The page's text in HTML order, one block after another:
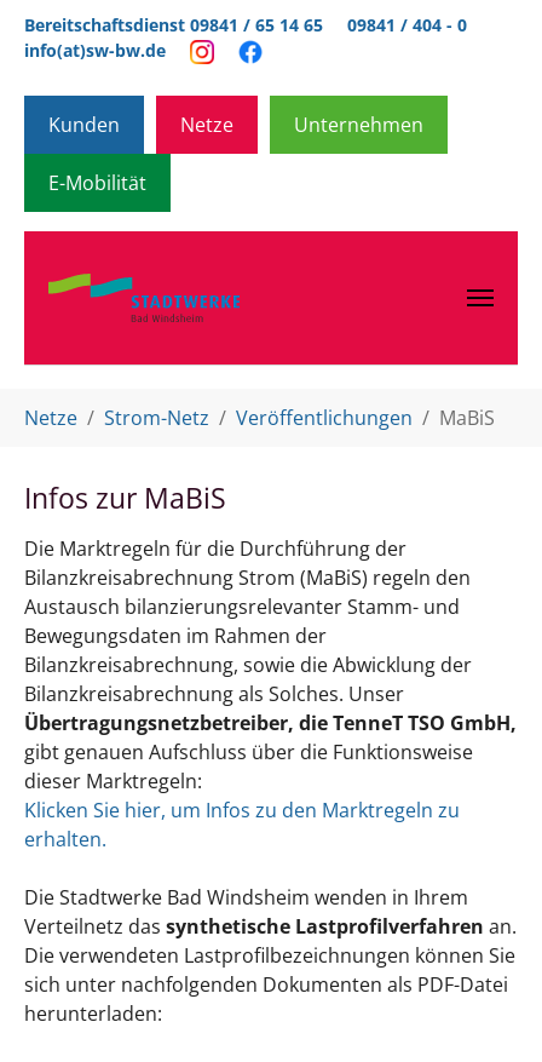
Zum Hauptinhalt springen
Bereitschaftsdienst 09841 / 65 14 65
09841 / 404 - 0
info(at)sw-bw.de
Kunden Netze Unternehmen
E-Mobilität
Netze Strom-Netz Veröffentlichungen MaBiS
Infos zur MaBiS
Die Marktregeln für die Durchführung der
Bilanzkreisabrechnung Strom (MaBiS) regeln den
Austausch bilanzierungsrelevanter Stamm- und
Bewegungsdaten im Rahmen der
Bilanzkreisabrechnung, sowie die Abwicklung der
Bilanzkreisabrechnung als Solches. Unser
Übertragungsnetzbetreiber, die TenneT TSO GmbH,
gibt genauen Aufschluss über die Funktionsweise
dieser Marktregeln:
Klicken Sie hier, um Infos zu den Marktregeln zu
erhalten.
Die Stadtwerke Bad Windsheim wenden in Ihrem
Verteilnetz das synthetische Lastprofilverfahren an.
Die verwendeten Lastprofilbezeichnungen können Sie
sich unter nachfolgenden Dokumenten als PDF-Datei
herunterladen: